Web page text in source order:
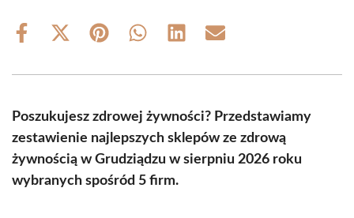
Share
Share
(Twitter)
Share Share Share Share
Poszukujesz zdrowej żywności? Przedstawiamy
zestawienie najlepszych sklepów ze zdrową
żywnością w Grudziądzu w sierpniu 2026 roku
wybranych spośród 5 firm.